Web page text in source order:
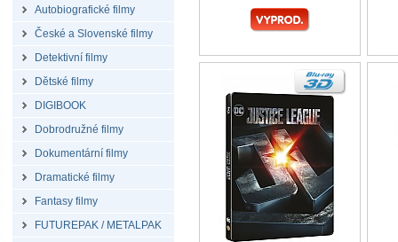
Autobiografické filmy
České a Slovenské filmy
Detektivní filmy
Dětské filmy
DIGIBOOK
Dobrodružné filmy
Dokumentární filmy
Dramatické filmy
Fantasy filmy
FUTUREPAK / METALPAK